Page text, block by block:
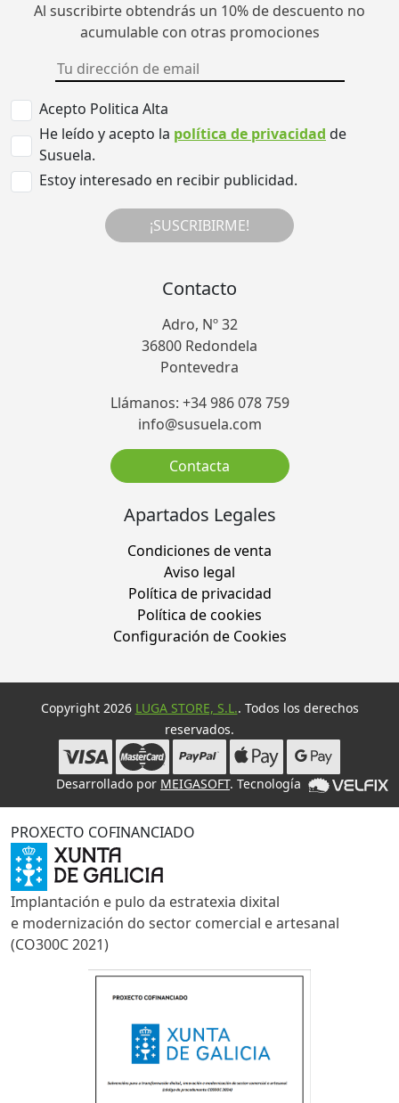
Al suscribirte obtendrás un 10% de descuento no
acumulable con otras promociones
Acepto Politica Alta
He leído y acepto la política de privacidad de
Susuela.
Estoy interesado en recibir publicidad.
¡SUSCRIBIRME!
Contacto
Adro, Nº 32
36800 Redondela
Pontevedra
Llámanos: +34 986 078 759
info@susuela.com
Contacta
Apartados Legales
Condiciones de venta
Aviso legal
Política de privacidad
Política de cookies
Configuración de Cookies
Copyright 2026 LUGA STORE, S.L.. Todos los derechos
reservados.
Desarrollado por MEIGASOFT. Tecnología
PROXECTO COFINANCIADO
Implantación e pulo da estratexia dixital
e modernización do sector comercial e artesanal
(CO300C 2021)